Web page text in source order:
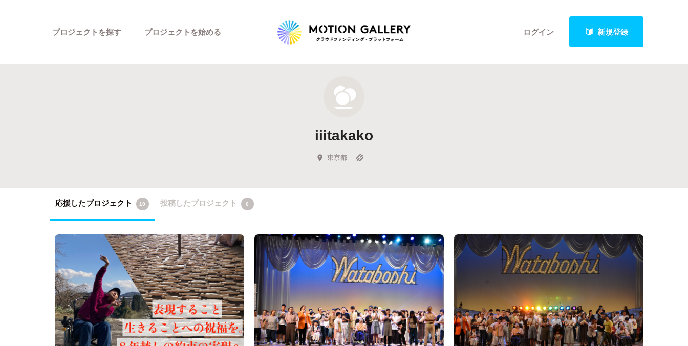
ログイン 新規登録
プロジェクトを探す
新着プロジェクト
Feature
キュレーターから探す
プロジェクトを始める
iiitakako
東京都
応援したプロジェクト 10 投稿したプロジェクト 0